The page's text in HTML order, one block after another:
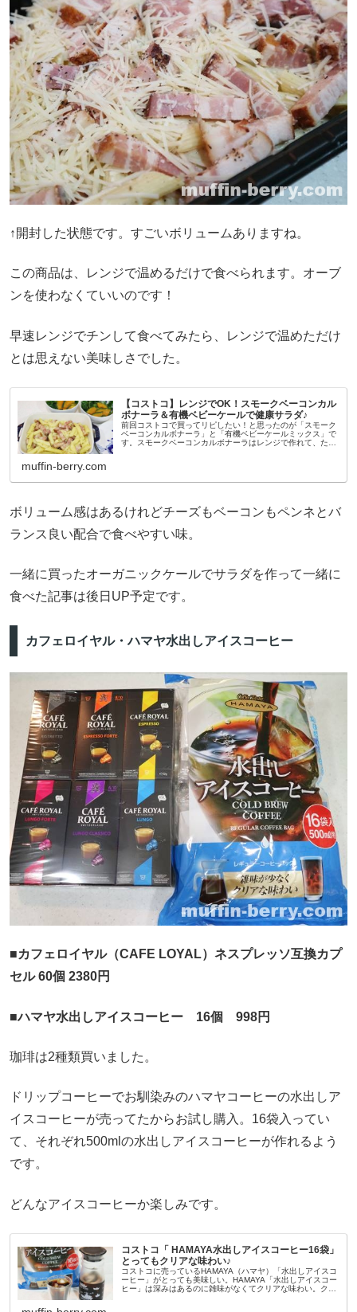
↑開封した状態です。すごいボリュームありますね。
この商品は、レンジで温めるだけで食べられます。オーブ
ンを使わなくていいのです！
早速レンジでチンして食べてみたら、レンジで温めただけ
とは思えない美味しさでした。
【コストコ】レンジでOK！スモークベーコンカル
ボナーラ＆有機ベビーケールで健康サラダ♪
前回コストコで買ってリピしたい！と思ったのが「スモーク
ベーコンカルボナーラ」と「有機ベビーケールミックス」で
す。スモークベーコンカルボナーラはレンジで作れて、たっ
muffin-berry.com
ボリューム感はあるけれどチーズもベーコンもペンネとバ
ランス良い配合で食べやすい味。
一緒に買ったオーガニックケールでサラダを作って一緒に
食べた記事は後日UP予定です。
カフェロイヤル・ハマヤ水出しアイスコーヒー
■カフェロイヤル（CAFE LOYAL）ネスプレッソ互換カプ
セル 60個 2380円
■ハマヤ水出しアイスコーヒー 16個 998円
珈琲は2種類買いました。
ドリップコーヒーでお馴染みのハマヤコーヒーの水出しア
イスコーヒーが売ってたからお試し購入。16袋入ってい
て、それぞれ500mlの水出しアイスコーヒーが作れるよう
です。
どんなアイスコーヒーか楽しみです。
コストコ「 HAMAYA水出しアイスコーヒー16袋」
とってもクリアな味わい♪
コストコに売っているHAMAYA（ハマヤ）「水出しアイスコ
ーヒー」がとっても美味しい。HAMAYA「水出しアイスコー
ヒー」は深みはあるのに雑味がなくてクリアな味わい。クオ